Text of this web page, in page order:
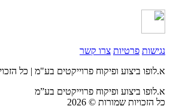
נגישות פרטיות צרו קשר
א.לופו ביצוע ופיקוח פרוייקטים בע"מ | כל
א.לופו ביצוע ופיקוח פרוייקטים בע”מ
כל הזכויות שמורות © 2026